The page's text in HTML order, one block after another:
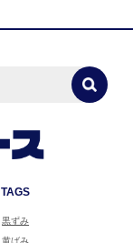
TAGS
黒ずみ